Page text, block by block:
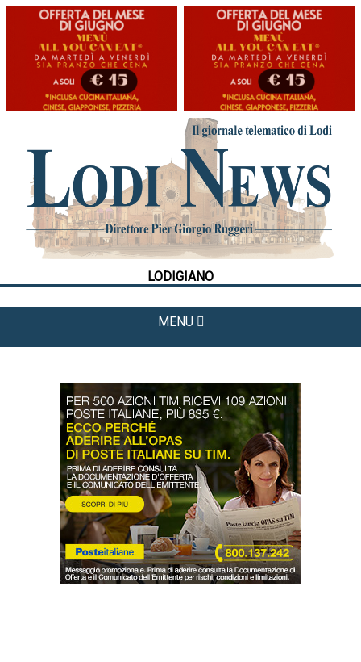
LODIGIANO
MENU
HOME
CRONACA
POLITICA
LA FOTO
METEO
CULTURA
DAL TERRITORIO
OROSCOPO
LA PIAZZA
ANIMALI
OCCHIO ALLA TRUFFA
NECROLOGI